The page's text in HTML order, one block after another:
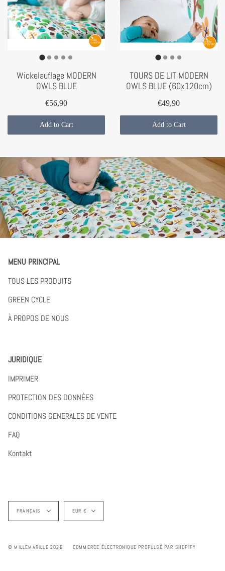
Wickelauflage MODERN
OWLS BLUE
€56,90
Add to Cart
TOURS DE LIT MODERN
OWLS BLUE (60x120cm)
€49,90
Add to Cart
MENU PRINCIPAL
TOUS LES PRODUITS
GREEN CYCLE
À PROPOS DE NOUS
JURIDIQUE
IMPRIMER
PROTECTION DES DONNÉES
CONDITIONS GENERALES DE VENTE
FAQ
Kontakt
Langue
FRANÇAIS Devise
EUR €
© MILLEMARILLE 2026 COMMERCE ÉLECTRONIQUE PROPULSÉ PAR SHOPIFY